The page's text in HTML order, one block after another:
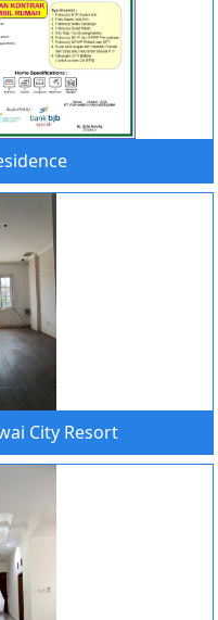
City Resort